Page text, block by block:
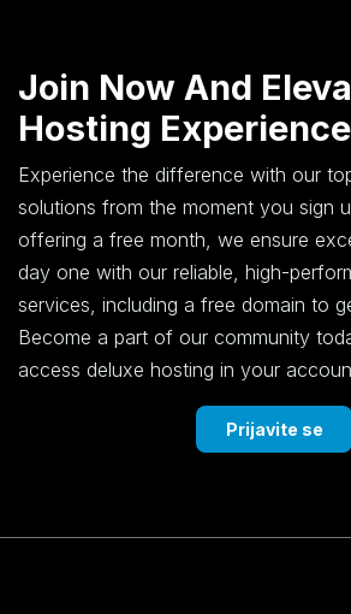
Join Now And
Hosting Experience
Experience the difference with our
solutions from the moment you sign
offering a free month, we ensure
day one with our reliable, high-
services, including a free domain to
Become a part of our community
access deluxe hosting in your
Prijavite se